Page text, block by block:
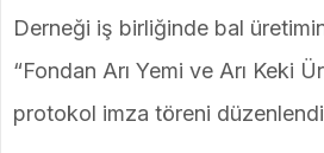
Derneği iş birliğinde bal
“Fondan Arı Yemi ve Arı Keki
protokol imza töreni